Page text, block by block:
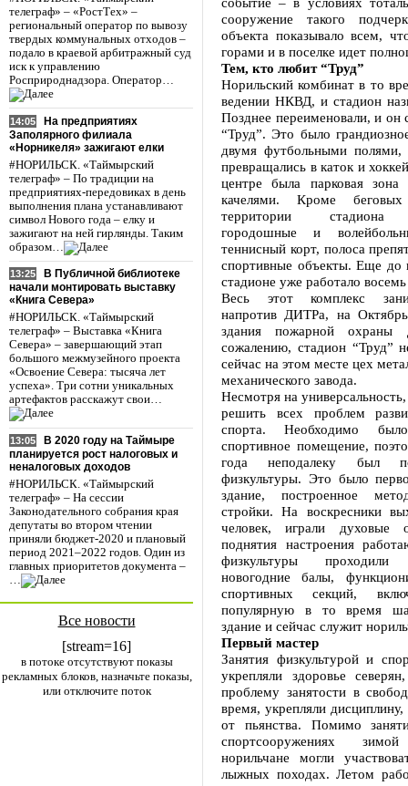
телеграф» – «РостТех» –
региональный оператор по вывозу
твердых коммунальных отходов –
подало в краевой арбитражный суд
иск к управлению
Росприроднадзора. Оператор…
14:05
На предприятиях
Заполярного филиала
«Норникеля» зажигают елки
#НОРИЛЬСК. «Таймырский
телеграф» – По традиции на
предприятиях-передовиках в день
выполнения плана устанавливают
символ Нового года – елку и
зажигают на ней гирлянды. Таким
образом…
13:25
В Публичной библиотеке
начали монтировать выставку
«Книга Севера»
#НОРИЛЬСК. «Таймырский
телеграф» – Выставка «Книга
Севера» – завершающий этап
большого межмузейного проекта
«Освоение Севера: тысяча лет
успеха». Три сотни уникальных
артефактов расскажут свои…
13:05
В 2020 году на Таймыре
планируется рост налоговых и
неналоговых доходов
#НОРИЛЬСК. «Таймырский
телеграф» – На сессии
Законодательного собрания края
депутаты во втором чтении
приняли бюджет-2020 и плановый
период 2021–2022 годов. Один из
главных приоритетов документа –
…
Все новости
[stream=16]
в потоке отсутствуют показы
рекламных блоков, назначьте показы,
или отключите поток
сооружение такого
объекта показывало всем,
горами и в поселке идет
Тем, кто любит “Труд”
Норильский комбинат в то
ведении НКВД, и стадион
Позднее переименовали, и он
“Труд”. Это было
двумя футбольными полями,
превращались в каток и
центре была парковая
качелями. Кроме
территории стадиона
городошные и
теннисный корт, полоса
спортивные объекты. Еще до
стадионе уже работало
Весь этот комплекс
напротив ДИТРа, на
здания пожарной
сожалению, стадион “Труд”
сейчас на этом месте цех
механического завода.
Несмотря на
решить всех проблем
спорта. Необходимо
спортивное помещение,
года неподалеку был
физкультуры. Это было
здание, построенное
стройки. На воскресники
человек, играли духовые
поднятия настроения
физкультуры
новогодние балы,
спортивных секций,
популярную в то время
здание и сейчас служит
Первый мастер
Занятия физкультурой и
укрепляли здоровье
проблему занятости в
время, укрепляли дисциплину,
от пьянства. Помимо
спортсооружениях
норильчане могли
лыжных походах. Летом